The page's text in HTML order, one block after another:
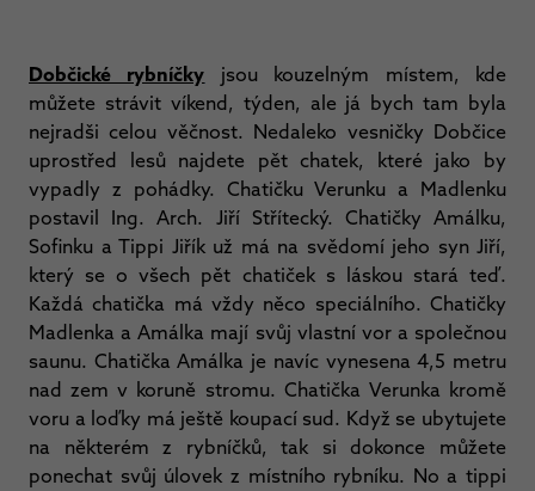
Dobčické rybníčky jsou kouzelným místem, kde
můžete strávit víkend, týden, ale já bych tam byla
nejradši celou věčnost. Nedaleko vesničky Dobčice
uprostřed lesů najdete pět chatek, které jako by
vypadly z pohádky. Chatičku Verunku a Madlenku
postavil Ing. Arch. Jiří Střítecký. Chatičky Amálku,
Sofinku a Tippi Jiřík už má na svědomí jeho syn Jiří,
který se o všech pět chatiček s láskou stará teď.
Každá chatička má vždy něco speciálního. Chatičky
Madlenka a Amálka mají svůj vlastní vor a společnou
saunu. Chatička Amálka je navíc vynesena 4,5 metru
nad zem v koruně stromu. Chatička Verunka kromě
voru a loďky má ještě koupací sud. Když se ubytujete
na některém z rybníčků, tak si dokonce můžete
ponechat svůj úlovek z místního rybníku. No a tippi